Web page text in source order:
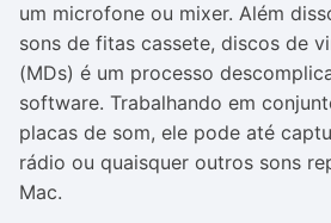
um microfone ou mixer. Além
sons de fitas cassete, discos de
(MDs) é um processo
software. Trabalhando em
placas de som, ele pode até
rádio ou quaisquer outros sons
Mac.